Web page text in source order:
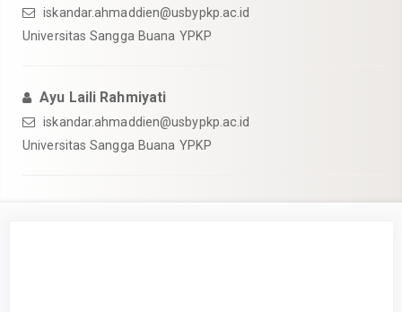
iskandar.ahmaddien@usbypkp.ac.id
Universitas Sangga Buana YPKP
Ayu Laili Rahmiyati
iskandar.ahmaddien@usbypkp.ac.id
Universitas Sangga Buana YPKP